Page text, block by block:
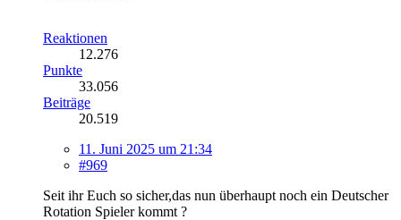
Reaktionen
12.276
Punkte
33.056
Beiträge
20.519
11. Juni 2025 um 21:34
#969
Seit ihr Euch so sicher,das nun überhaupt noch ein Deutscher
Rotation Spieler kommt ?